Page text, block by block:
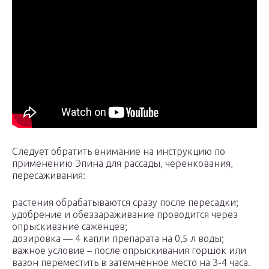
Следует обратить внимание на инструкцию по
применению Эпина для рассады, черенкования,
пересаживания:
растения обрабатываются сразу после пересадки;
удобрение и обеззараживание проводится через
опрыскивание саженцев;
дозировка — 4 капли препарата на 0,5 л воды;
важное условие – после опрыскивания горшок или
вазон переместить в затемненное место на 3-4 часа.